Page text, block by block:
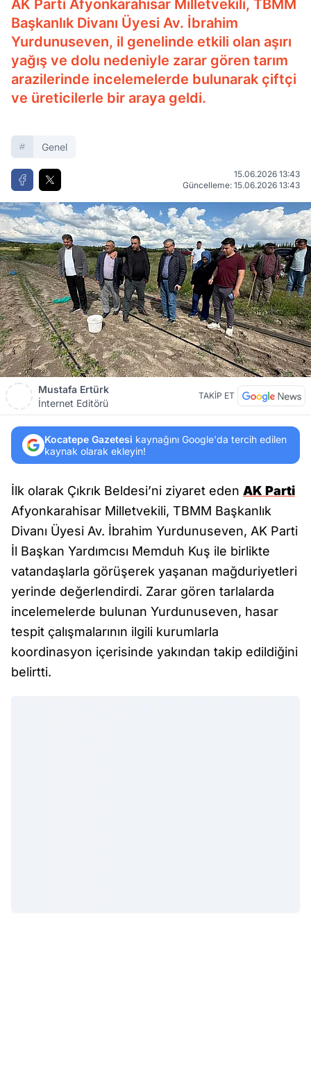
AK Parti Afyonkarahisar Milletvekili, TBMM
Başkanlık Divanı Üyesi Av. İbrahim
Yurdunuseven, il genelinde etkili olan aşırı
yağış ve dolu nedeniyle zarar gören tarım
arazilerinde incelemelerde bulunarak çiftçi
ve üreticilerle bir araya geldi.
Genel
15.06.2026 13:43
Güncelleme: 15.06.2026 13:43
Mustafa Ertürk
İnternet Editörü
TAKİP ET
Kocatepe Gazetesi kaynağını Google'da tercih edilen
kaynak olarak ekleyin!
İlk olarak Çıkrık Beldesi’ni ziyaret eden AK Parti
Afyonkarahisar Milletvekili, TBMM Başkanlık
Divanı Üyesi Av. İbrahim Yurdunuseven, AK Parti
İl Başkan Yardımcısı Memduh Kuş ile birlikte
vatandaşlarla görüşerek yaşanan mağduriyetleri
yerinde değerlendirdi. Zarar gören tarlalarda
incelemelerde bulunan Yurdunuseven, hasar
tespit çalışmalarının ilgili kurumlarla
koordinasyon içerisinde yakından takip edildiğini
belirtti.